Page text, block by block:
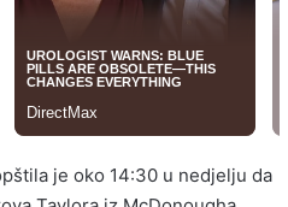
je oko 14:30 u nedjelju da